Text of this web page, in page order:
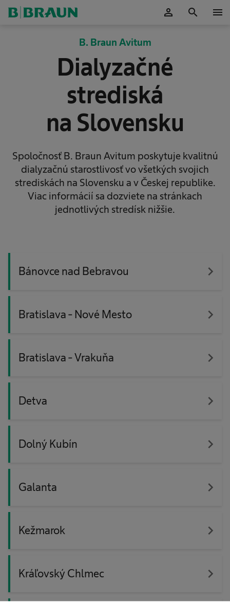
person search menu
B. Braun Avitum
Dialyzačné
strediská
na Slovensku
Spoločnosť B. Braun Avitum poskytuje kvalitnú
dialyzačnú starostlivosť vo všetkých svojich
strediskách na Slovensku a v Českej republike.
Viac informácií sa dozviete na stránkach
jednotlivých stredísk nižšie.
Bánovce nad Bebravou navigate_next
Bratislava - Nové Mesto navigate_next
Bratislava - Vrakuňa navigate_next
Detva navigate_next
Dolný Kubín navigate_next
Galanta navigate_next
Kežmarok navigate_next
Kráľovský Chlmec navigate_next